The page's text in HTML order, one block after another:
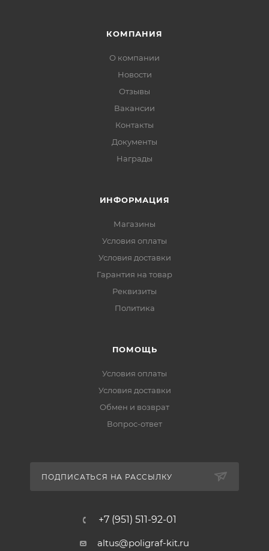
КОМПАНИЯ
О компании
Новости
Отзывы
Вакансии
Контакты
Документы
Награды
ИНФОРМАЦИЯ
Магазины
Условия оплаты
Условия доставки
Гарантия на товар
Реквизиты
Политика
ПОМОЩЬ
Условия оплаты
Условия доставки
Обмен и возврат
Вопрос-ответ
ПОДПИСАТЬСЯ НА РАССЫЛКУ
+7 (951) 511-92-01
altus@poligraf-kit.ru